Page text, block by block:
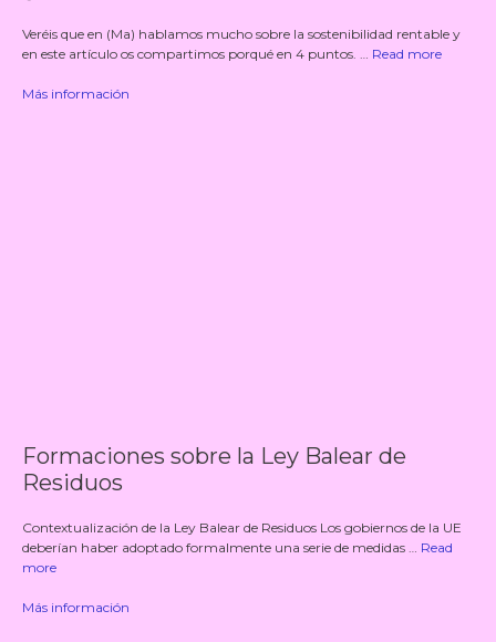
Veréis que en (Ma) hablamos mucho sobre la sostenibilidad rentable y
en este artículo os compartimos porqué en 4 puntos. … Read more
Más información
Formaciones sobre la Ley Balear de
Residuos
Contextualización de la Ley Balear de Residuos Los gobiernos de la UE
deberían haber adoptado formalmente una serie de medidas … Read
more
Más información